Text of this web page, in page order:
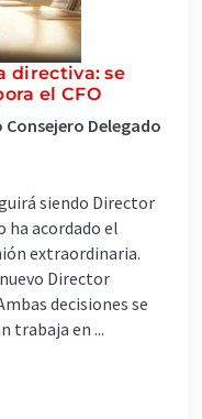
directiva: se
el CFO
Delegado
siendo Director
ha acordado el
extraordinaria.
Director
decisiones se
trabaja en ...